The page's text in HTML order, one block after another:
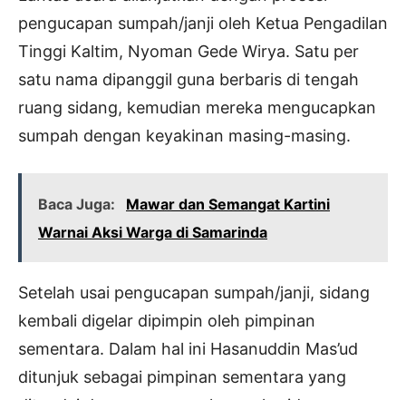
pengucapan sumpah/janji oleh Ketua Pengadilan
Tinggi Kaltim, Nyoman Gede Wirya. Satu per
satu nama dipanggil guna berbaris di tengah
ruang sidang, kemudian mereka mengucapkan
sumpah dengan keyakinan masing-masing.
Baca Juga:
Mawar dan Semangat Kartini
Warnai Aksi Warga di Samarinda
Setelah usai pengucapan sumpah/janji, sidang
kembali digelar dipimpin oleh pimpinan
sementara. Dalam hal ini Hasanuddin Mas’ud
ditunjuk sebagai pimpinan sementara yang